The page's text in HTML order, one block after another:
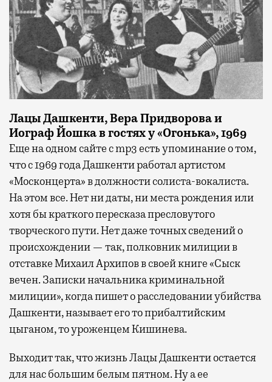
Лацы Дашкенти, Вера Придворова и
Иограф Йошка в гостях у «Огонька», 1969
Еще на одном сайте с mp3 есть упоминание о том,
что с 1969 года Дашкенти работал артистом
«Москонцерта» в должности солиста-вокалиста.
На этом все. Нет ни даты, ни места рождения или
хотя бы краткого пересказа пресловутого
творческого пути. Нет даже точных сведений о
происхождении — так, полковник милиции в
отставке Михаил Архипов в своей книге «Сыск
вечен. Записки начальника криминальной
милиции», когда пишет о расследовании убийства
Дашкенти, называет его то прибалтийским
цыганом, то уроженцем Кишинева.
Выходит так, что жизнь Лацы Дашкенти остается
для нас большим белым пятном. Ну а ее